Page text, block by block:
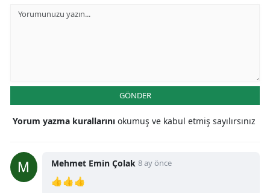
GÖNDER
Yorum yazma kurallarını okumuş ve kabul etmiş sayılırsınız
Mehmet Emin Çolak 8 ay önce
👍👍👍